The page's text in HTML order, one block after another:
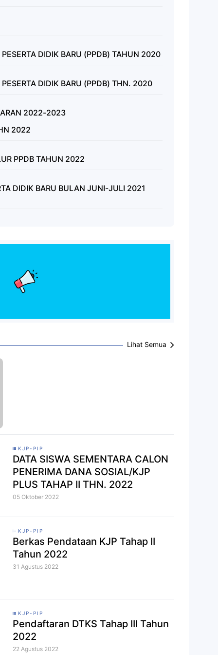
DIDIK BARU (PPDB) TAHUN 2020
DIDIK BARU (PPDB) THN. 2020
2022-2023
2022
PPDB TAHUN 2022
DIDIK BARU BULAN JUNI-JULI 2021
Lihat Semua
KJP-PIP
DATA SISWA SEMENTARA CALON
PENERIMA DANA SOSIAL/KJP
PLUS TAHAP II THN. 2022
05 Oktober 2022
KJP-PIP
Berkas Pendataan KJP Tahap II
Tahun 2022
31 Agustus 2022
KJP-PIP
Pendaftaran DTKS Tahap III Tahun
2022
22 Agustus 2022